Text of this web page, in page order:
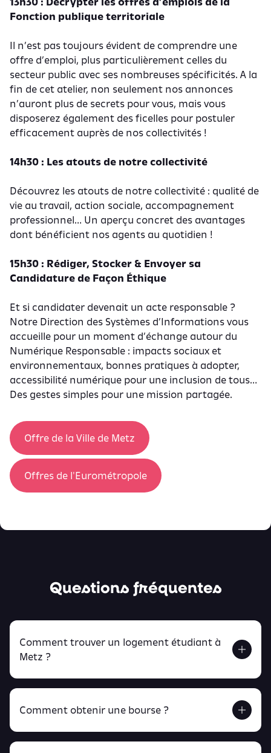
Fonction publique territoriale
Il n’est pas toujours évident de comprendre une
offre d’emploi, plus particulièrement celles du
secteur public avec ses nombreuses spécificités. A la
fin de cet atelier, non seulement nos annonces
n’auront plus de secrets pour vous, mais vous
disposerez également des ficelles pour postuler
efficacement auprès de nos collectivités !
14h30 : Les atouts de notre collectivité
Découvrez les atouts de notre collectivité : qualité de
vie au travail, action sociale, accompagnement
professionnel… Un aperçu concret des avantages
dont bénéficient nos agents au quotidien !
15h30 : Rédiger, Stocker & Envoyer sa
Candidature de Façon Éthique
Et si candidater devenait un acte responsable ?
Notre Direction des Systèmes d’Informations vous
accueille pour un moment d’échange autour du
Numérique Responsable : impacts sociaux et
environnementaux, bonnes pratiques à adopter,
accessibilité numérique pour une inclusion de tous…
Des gestes simples pour une mission partagée.
Offre de la Ville de Metz
Offres de l'Eurométropole
Questions fréquentes
Comment trouver un logement étudiant à
Metz ?
Retrouve tout ça en cliquant ici !
Comment obtenir une bourse ?